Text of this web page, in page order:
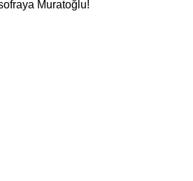
Muratoğlu!